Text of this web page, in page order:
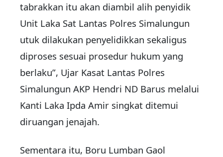
tabrakkan itu akan diambil alih penyidik
Unit Laka Sat Lantas Polres Simalungun
utuk dilakukan penyelidikkan sekaligus
diproses sesuai prosedur hukum yang
berlaku”, Ujar Kasat Lantas Polres
Simalungun AKP Hendri ND Barus melalui
Kanti Laka Ipda Amir singkat ditemui
diruangan jenajah.
Sementara itu, Boru Lumban Gaol